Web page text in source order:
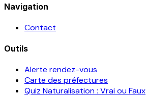
Navigation
Contact
Outils
Alerte rendez-vous
Carte des préfectures
Quiz Naturalisation : Vrai ou Faux